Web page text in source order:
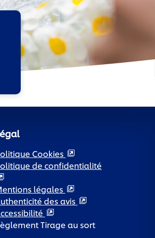
Cookies
de confidentialité
légales
des avis
Tirage au sort